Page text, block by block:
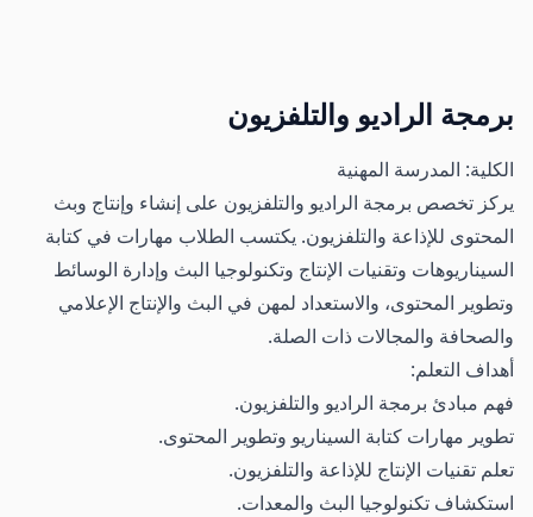
برمجة الراديو والتلفزيون
الكلية: المدرسة المهنية
يركز تخصص برمجة الراديو والتلفزيون على إنشاء وإنتاج وبث
المحتوى للإذاعة والتلفزيون. يكتسب الطلاب مهارات في كتابة
السيناريوهات وتقنيات الإنتاج وتكنولوجيا البث وإدارة الوسائط
وتطوير المحتوى، والاستعداد لمهن في البث والإنتاج الإعلامي
والصحافة والمجالات ذات الصلة.
أهداف التعلم:
فهم مبادئ برمجة الراديو والتلفزيون.
تطوير مهارات كتابة السيناريو وتطوير المحتوى.
تعلم تقنيات الإنتاج للإذاعة والتلفزيون.
استكشاف تكنولوجيا البث والمعدات.